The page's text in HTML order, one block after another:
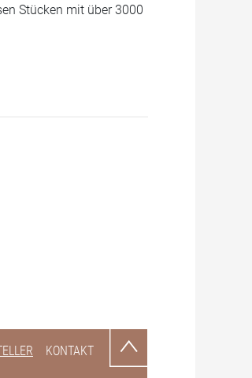
Stücken mit über 3000
KONTAKT